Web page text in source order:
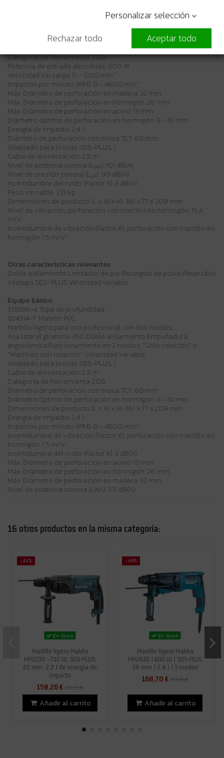
Categoría de herramienta: 2128
Potencia de entrada absorbida: 800 W
Velocidad sin carga: 0 - 1200 min⁻¹
Impactos por minuto (IPM): 0 - 4600 min⁻¹
Máx. Diámetro de perforación en madera: 32 mm
Max. Diámetro de perforación en hormigón: 26 mm
Máx. Diámetro de perforación en acero: 13 mm
Diámetro óptimo de perforación en hormigón: 8 - 18 mm
Energía de impacto: 2,4 J
Diámetro de perforación con broca TCT: 68 mm
Adaptado para brocas SDS-PLUS: 1
Cable de alimentación: 2,5 m
Nivel de potencia sonora (LWA ): 101 dB(A)
Nivel de presión sonora (LpA ): 90 dB(A)
Incertidumbre del ruido (Factor K): 3 dB(A)
Peso sin cable: 3,0 kg
Dimensiones de producto (L x W x H): 361 x 77 x 209 mm
Nivel de vibración, perforación con martillo en hormigón: 15,4
m/s²
Incertidumbre de vibración (Factor K), perforación con martillo en
hormigón: 1,5 m/s²
Otras características relevantes
Doble aislamiento Limitador de par Recogida de polvo Reversible
Vástago SDS-PLUS Velocidad variable
Equipo básico
331886-4: Tope de profundidad
824914-7: Maletín PVC
Martillo ligero para uso profesional con dos modos.
Asa lateral giratoria 360 Doble aislamiento Empuñadura
ergonómica Funcionamiento en 2 modos: "Sólo rotación" o
"Martilleo con rotación". Velocidad variable
Adaptado para brocas SDS-PLUS: 1
Cable de alimentación: 2,5 m
Categoría de herramienta: 2128
Diámetro de perforación con broca TCT: 68 mm
Diámetro óptimo de perforación en hormigón: 8 - 18 mm
Dimensiones de producto (L x W x H): 361 x 77 x 209 mm
Energía de impacto: 2,4 J
Impactos por minuto (IPM): 0 - 4600 min⁻¹
Incertidumbre de vibración (Factor K), perforación con martillo en
hormigón: 1,5 m/s²
Incertidumbre del ruido (Factor K): 3 dB(A)
Máx. Diámetro de perforación en acero: 13 mm
Max. Diámetro de perforación en hormigón: 26 mm
Máx. Diámetro de perforación en madera: 32 mm
Nivel de potencia sonora (LWA): 101 dB(A)
16 otros productos en la misma categoría:
-44%
En Stock
Martillo ligero Makita
HR2230 - 710 W, SDS-PLUS,
22 mm, 2,2 J de energía de
impacto
158,26 €281,93 €
Añadir al carrito
-49%
En Stock
Martillo ligero Makita
HR2630 | 800 W | SDS-PLUS
26 mm | 2,4 J | 3 modos
168,70 €333,96 €
Añadir al carrito
Personalizar selección
Rechazar todo
Aceptar todo